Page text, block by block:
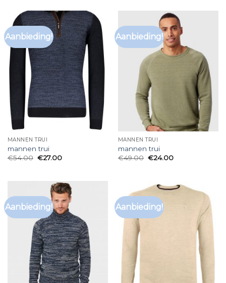
Aanbieding!
MANNEN TRUI
mannen trui
€54.00 €27.00
Aanbieding!
MANNEN TRUI
mannen trui
€49.00 €24.00
Aanbieding! Aanbieding!